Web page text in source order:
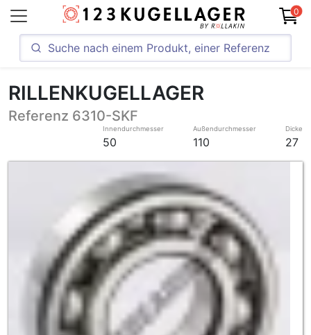
0
RILLENKUGELLAGER
Referenz 6310-SKF
Innendurchmesser
50
Außendurchmesser
110
Dicke
27